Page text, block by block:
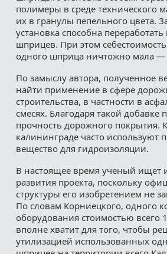
полимеры в среде технического
их в гранулы пепельного цвета.
установка способна
шприцев. При этом
одного шприца ничтожно мала —
По замыслу автора, полученное
найти применение в сфере
строительства, в частности в
смесях. Благодаря такой добавке
прочность дорожного покрытия.
калининграде часто используют
вещество для гидроизоляции.
В настоящее время ученый ищет
развития проекта, поскольку
структуры его изобретением не
По словам Корниецкого, одного
оборудования стоимостью всего
вполне хватит для того, чтобы
утилизацией использованных